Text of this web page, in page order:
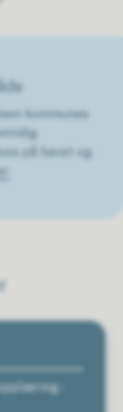
kommunes
på havet og
-